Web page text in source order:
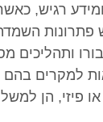
ומידע רגיש,
פתרונות השמדה
ותהליכים
למקרים
פיזי, הן